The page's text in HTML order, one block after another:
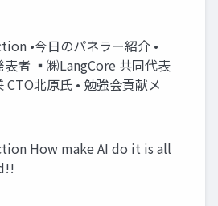
•今日のパネラー紹介 •
表者 ▪㈱LangCore 共同代表
CTO北原氏 • 勉強会貢献メ
How make AI do it is all